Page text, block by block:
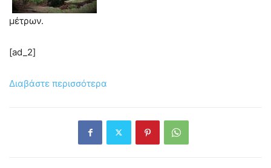
μέτρων.
[ad_2]
Διαβάστε περισσότερα